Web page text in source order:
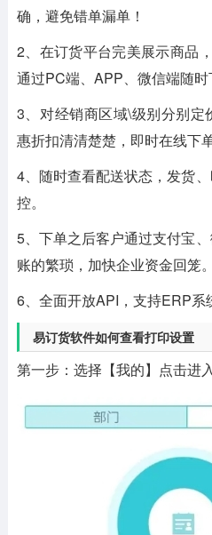
确，避免错单漏单！
2、在订货平台完美展示商品
通过PC端、APP、微信端随时
3、对经销商区域\级别分别
惠折扣清清楚楚，即时在线下单
4、随时查看配送状态，发货
控。
5、下单之后客户通过支付宝
账的繁琐，加快企业资金回笼。
6、全面开放API，支持ERP系
易订货软件如何查看打印设置
第一步：选择【我的】点击进